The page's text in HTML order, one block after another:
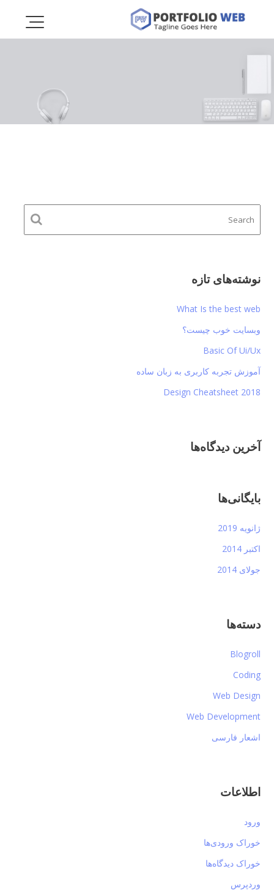
content
نوشته‌های تازه
What Is the best web
وبسایت خوب چیست؟
Basic Of Ui/Ux
آموزش تجربه کاربری به زبان ساده
Design Cheatsheet 2018
آخرین دیدگاه‌ها
بایگانی‌ها
ژانویه 2019
اکتبر 2014
جولای 2014
دسته‌ها
Blogroll
Coding
Web Design
Web Development
اشعار فارسی
اطلاعات
ورود
خوراک ورودی‌ها
خوراک دیدگاه‌ها
وردپرس